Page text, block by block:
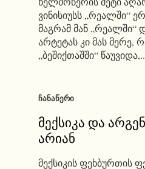
ვინისიუსს „რეალში“
მაგრამ მან „რეალში“
არტეტას კი მას
„ბეშიქთაშში“
ᲩᲐᲜᲐᲬᲔᲠᲘ
მექსიკა და
არიან
მექსიკის ფეხბურთის